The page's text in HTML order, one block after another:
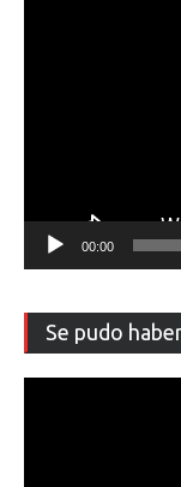
00:00
Se pudo